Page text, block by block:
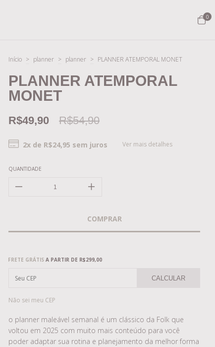
0
Início > planner > planner > PLANNER ATEMPORAL MONET
PLANNER ATEMPORAL
MONET
R$49,90 R$54,90
2x de R$24,95 sem juros Ver mais detalhes
QUANTIDADE
FRETE GRÁTIS A PARTIR DE R$299,00
CALCULAR
Não sei meu CEP
o planner maleável semanal é um clássico da Folk que
voltou em 2025 com muito mais conteúdo para você
poder adaptar sua rotina e planejamento da melhor forma